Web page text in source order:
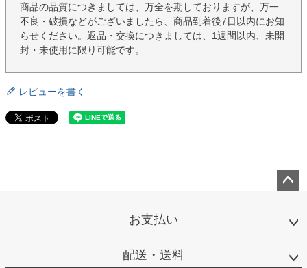
商品の品質につきましては、万全を期しておりますが、万一
不良・破損などがございましたら、商品到着後7日以内にお知
らせください。返品・交換につきましては、1週間以内、未開
封・未使用に限り可能です。
レビューを書く
ップ
お支払い
配送・送料